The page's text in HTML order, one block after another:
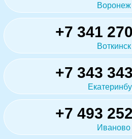
Воронеж
+7 341
Воткинск
+7 343
+7 493
Иваново